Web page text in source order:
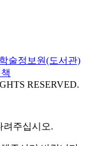
학술정보원(도서관)
RESERVED.
려주십시오.